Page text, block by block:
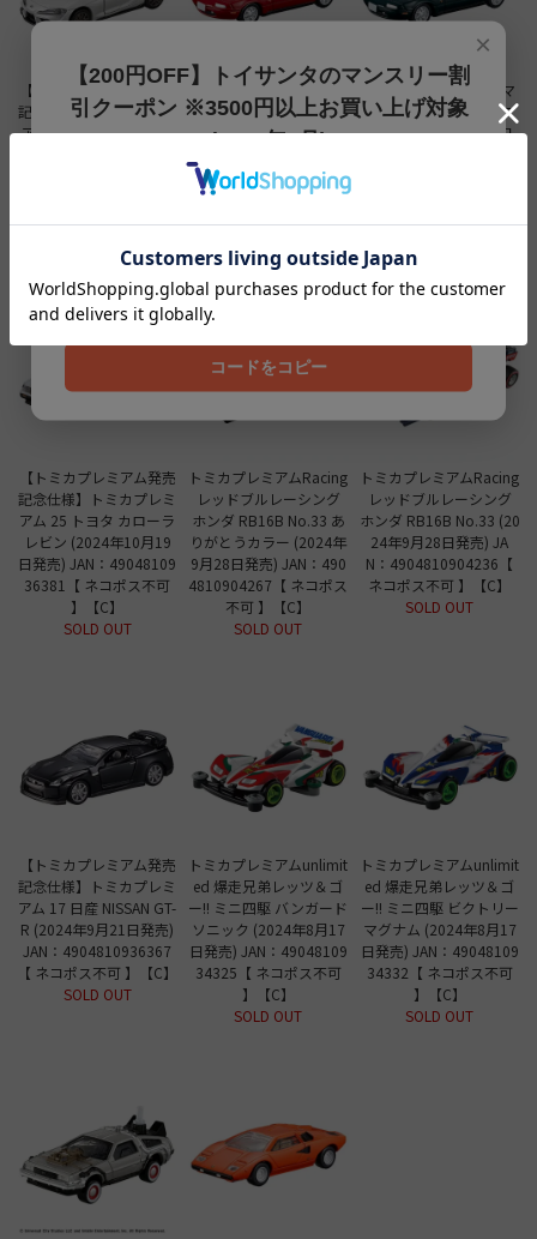
【トミカプレミアム発売
記念仕様】トミカプレミ
アム 36 トヨタ GR スー
【トミカプレミアム発売
記念仕様】トミカプレミ
アム 14 マツダ ユーノス
月21日発売) JAN：4904
810936404【 ネコポス
トミカプレミアム 14 マ
ツダ ユーノス ロードス
ター (2024年12月21日
【トミカプレミアム発売
記念仕様】トミカプレミ
アム 25 トヨタ カローラ
レビン (2024年10月19
日発売) JAN：49048109
36381【 ネコポス不可
】【C】
SOLD OUT
トミカプレミアムRacing
レッドブルレーシング
ホンダ RB16B No.33 あ
りがとうカラー (2024年
9月28日発売) JAN：490
4810904267【 ネコポス
不可 】【C】
SOLD OUT
トミカプレミアムRacing
レッドブルレーシング
ホンダ RB16B No.33 (20
24年9月28日発売) JA
N：4904810904236【
ネコポス不可 】【C】
SOLD OUT
【トミカプレミアム発売
記念仕様】トミカプレミ
アム 17 日産 NISSAN GT-
R (2024年9月21日発売)
JAN：4904810936367
【 ネコポス不可 】【C】
SOLD OUT
トミカプレミアムunlimit
ed 爆走兄弟レッツ＆ゴ
ー!! ミニ四駆 バンガード
ソニック (2024年8月17
日発売) JAN：49048109
34325【 ネコポス不可
】【C】
SOLD OUT
トミカプレミアムunlimit
ed 爆走兄弟レッツ＆ゴ
ー!! ミニ四駆 ビクトリー
マグナム (2024年8月17
日発売) JAN：49048109
34332【 ネコポス不可
】【C】
SOLD OUT
×
【200円OFF】トイサンタのマンスリー割
引クーポン ※3500円以上お買い上げ対象
(2026年8月)
【200円OFFクーポン】3500円以上お買上げでご利用可能
です!! 8月1日～8月31日まで
202608
コードをコピー